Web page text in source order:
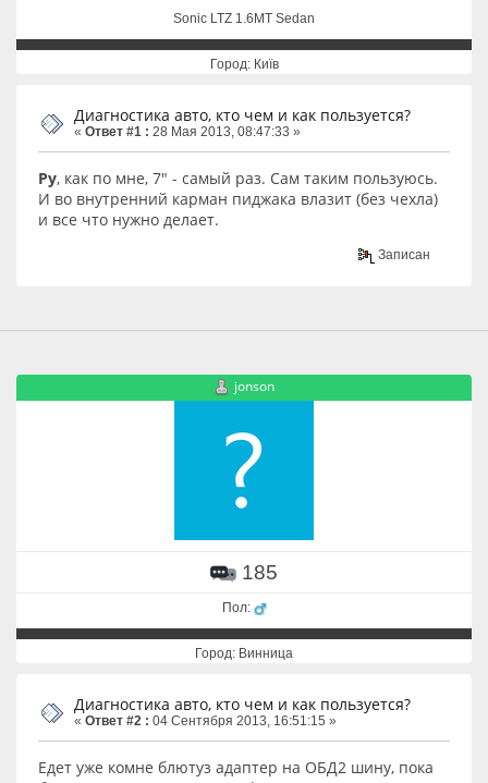
Sonic LTZ 1.6MT Sedan
Город: Київ
Диагностика авто, кто чем и как пользуется?
« Ответ #1 : 28 Мая 2013, 08:47:33 »
Ру, как по мне, 7" - самый раз. Сам таким пользуюсь.
И во внутренний карман пиджака влазит (без чехла)
и все что нужно делает.
Записан
jonson
185
Пол:
Город: Винница
Диагностика авто, кто чем и как пользуется?
« Ответ #2 : 04 Сентября 2013, 16:51:15 »
Едет уже комне блютуз адаптер на ОБД2 шину, пока